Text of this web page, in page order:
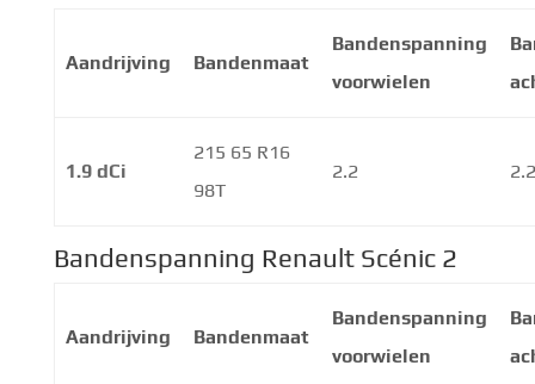
Aandrijving Bandenmaat
Bandenspanning
voorwielen
1.9 dCi
215 65 R16
98T
2.2
Bandenspanning Renault Scénic 2
Aandrijving Bandenmaat
Bandenspanning
voorwielen